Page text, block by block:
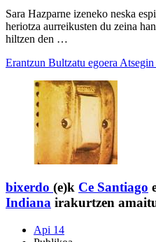
Sara Hazparne izeneko neska
heriotza aurreikusten du zeina
hiltzen den …
Erantzun Bultzatu egoera Atsegin
bixerdo (e)k Ce Santiago
Indiana irakurtzen
Api 14